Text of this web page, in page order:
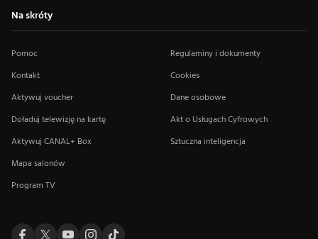
Na skróty
Pomoc
Kontakt
Aktywuj voucher
Doładuj telewizję na kartę
Aktywuj CANAL+ Box
Mapa salonów
Program TV
Regulaminy i dokumenty
Cookies
Dane osobowe
Akt o Usługach Cyfrowych
Sztuczna inteligencja